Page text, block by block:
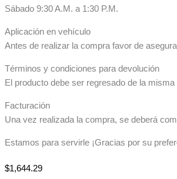
Sábado 9:30 A.M. a 1:30 P.M.
Aplicación en vehículo
Antes de realizar la compra favor de
Términos y condiciones para devolución
El producto debe ser regresado de la
Facturación
Una vez realizada la compra, se deberá
Estamos para servirle ¡Gracias por su
$1,644.29